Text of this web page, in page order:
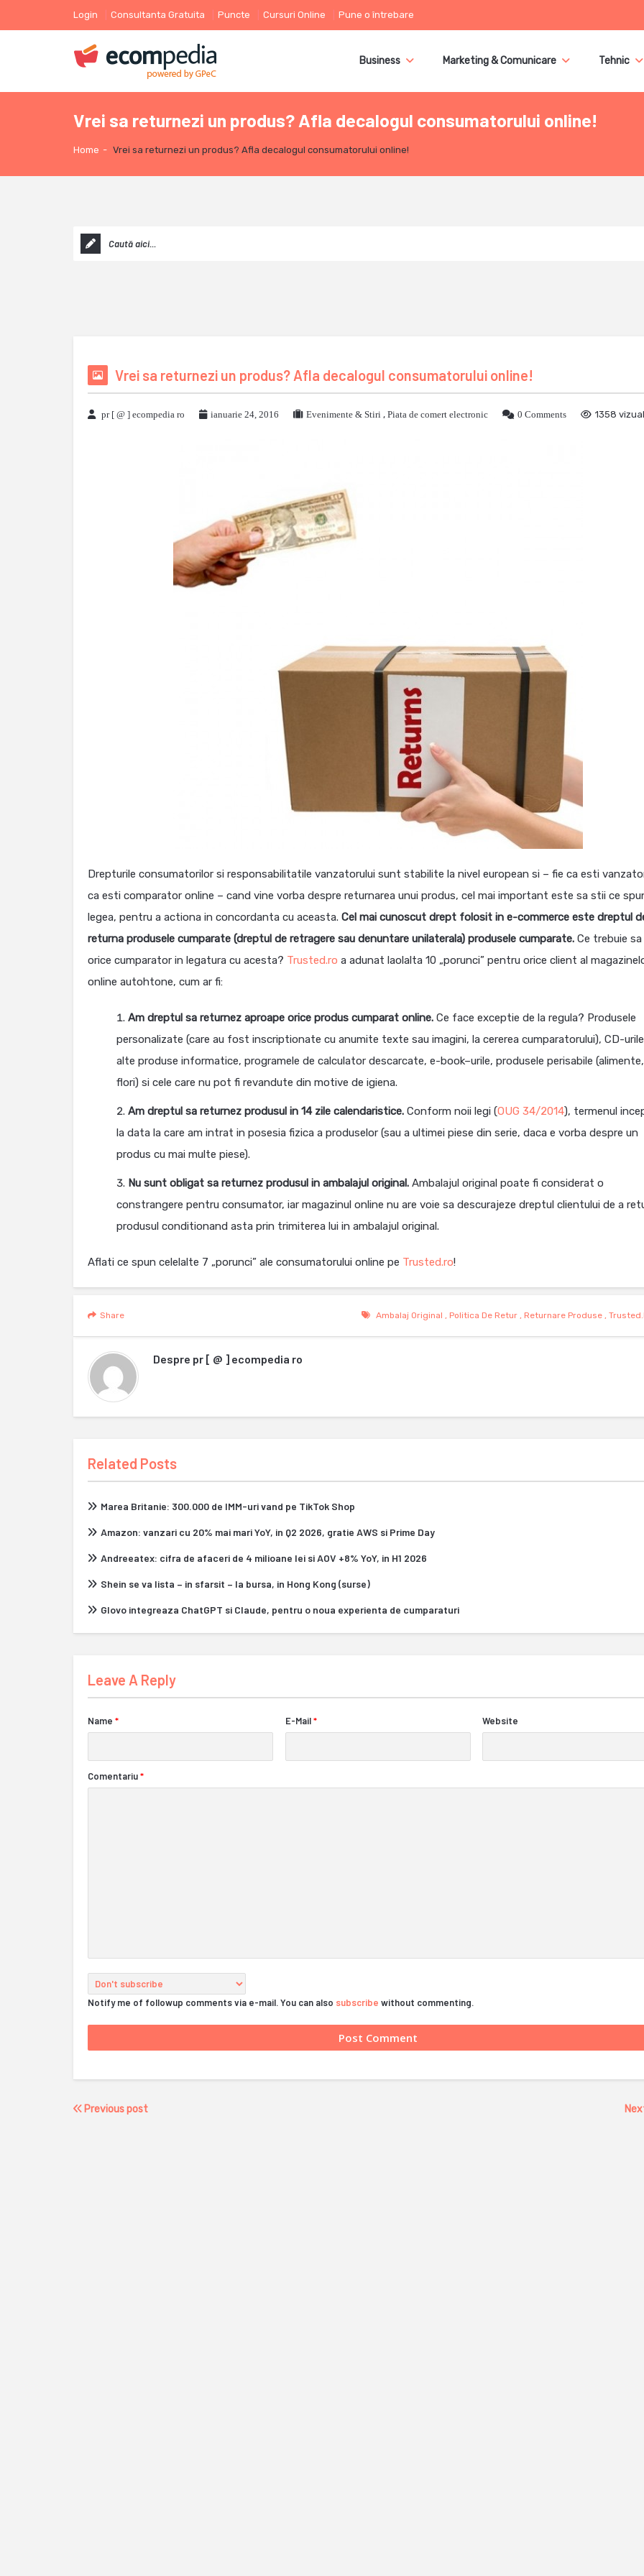
Login Consultanta Gratuita Puncte Cursuri Online Pune o întrebare
Business Marketing & Comunicare Tehnic
Vrei sa returnezi un produs? Afla decalogul consumatorului online!
Home - Vrei sa returnezi un produs? Afla decalogul consumatorului online!
Vrei sa returnezi un produs? Afla decalogul consumatorului online!
pr [ @ ] ecompedia ro ianuarie 24, 2016 Evenimente & Stiri , Piata de comert electronic 0 Comments 1358
Drepturile consumatorilor si responsabilitatile vanzatorului sunt stabilite la nivel european si – fie ca esti
ca esti comparator online – cand vine vorba despre returnarea unui produs, cel mai important este sa stii ce
legea, pentru a actiona in concordanta cu aceasta. Cel mai cunoscut drept folosit in e-commerce este dreptul
returna produsele cumparate (dreptul de retragere sau denuntare unilaterala) produsele cumparate. Ce trebuie
orice cumparator in legatura cu acesta? Trusted.ro a adunat laolalta 10 „porunci” pentru orice client al
online autohtone, cum ar fi:
Am dreptul sa returnez aproape orice produs cumparat online. Ce face exceptie de la regula? Produsele
personalizate (care au fost inscriptionate cu anumite texte sau imagini, la cererea cumparatorului), CD-
alte produse informatice, programele de calculator descarcate, e-book–urile, produsele perisabile (alimente,
flori) si cele care nu pot fi revandute din motive de igiena.
Am dreptul sa returnez produsul in 14 zile calendaristice. Conform noii legi (OUG 34/2014), termenul
la data la care am intrat in posesia fizica a produselor (sau a ultimei piese din serie, daca e vorba despre un
produs cu mai multe piese).
Nu sunt obligat sa returnez produsul in ambalajul original. Ambalajul original poate fi considerat o
constrangere pentru consumator, iar magazinul online nu are voie sa descurajeze dreptul clientului de a
produsul conditionand asta prin trimiterea lui in ambalajul original.
Aflati ce spun celelalte 7 „porunci” ale consumatorului online pe Trusted.ro!
Ambalaj Original , Politica De Retur, Returnare Produse,
Share
Despre pr [ @ ] ecompedia ro
Related Posts
Marea Britanie: 300.000 de IMM-uri vand pe TikTok Shop
Amazon: vanzari cu 20% mai mari YoY, in Q2 2026, gratie AWS si Prime Day
Andreeatex: cifra de afaceri de 4 milioane lei si AOV +8% YoY, in H1 2026
Shein se va lista – in sfarsit – la bursa, in Hong Kong (surse)
Glovo integreaza ChatGPT si Claude, pentru o noua experienta de cumparaturi
Leave A Reply
Name * E-Mail * Website
Comentariu*
Notify me of followup comments via e-mail. You can also subscribe without commenting.
Previous post